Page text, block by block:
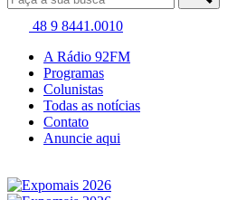
48 9 8441.0010
A Rádio 92FM
Programas
Colunistas
Todas as notícias
Contato
Anuncie aqui